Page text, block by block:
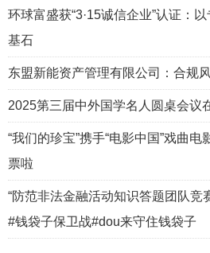
环球富盛获“3·15诚信企业”认证：
基石
东盟新能资产管理有限公司：合规
2025第三届中外国学名人圆桌会议
“我们的珍宝”携手“电影中国”戏曲
票啦
“防范非法金融活动知识答题团队竞
#钱袋子保卫战#dou来守住钱袋子